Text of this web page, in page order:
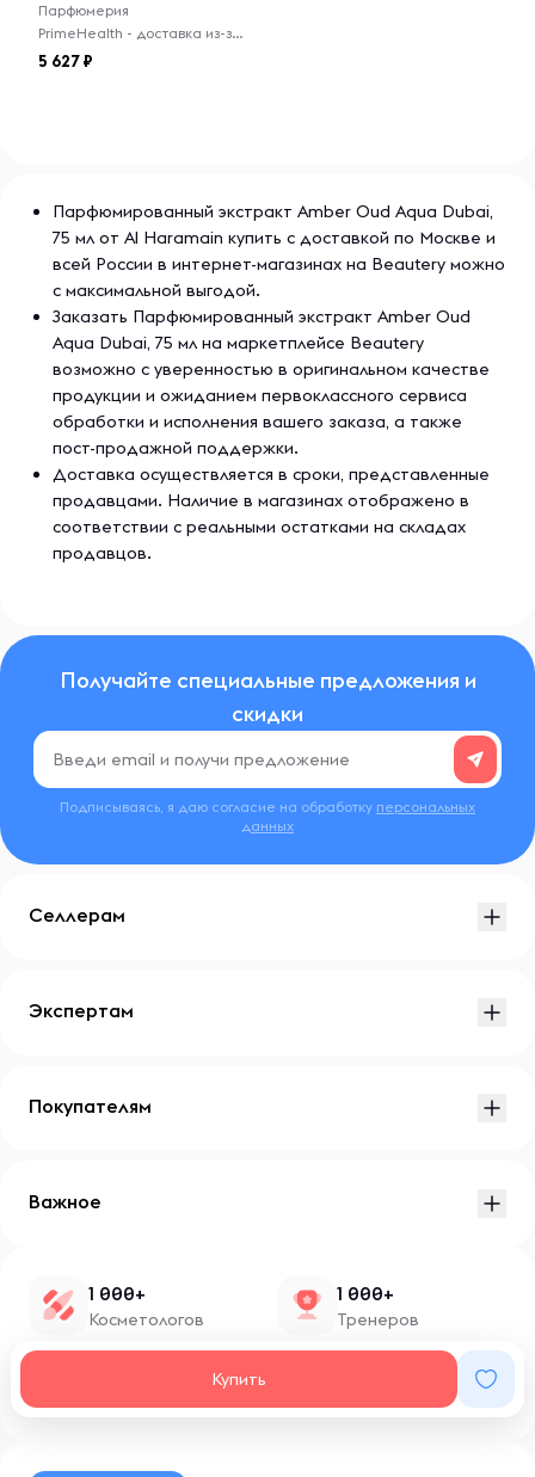
Парфюмерия
PrimeHealth - доставка из-за рубежа
5 627
Парфюмированный экстракт Amber Oud Aqua Dubai,
75 мл от Al Haramain купить с доставкой по Москве и
всей России в интернет-магазинах на Beautery можно
с максимальной выгодой.
Заказать Парфюмированный экстракт Amber Oud
Aqua Dubai, 75 мл на маркетплейсе Beautery
возможно с уверенностью в оригинальном качестве
продукции и ожиданием первоклассного сервиса
обработки и исполнения вашего заказа, а также
пост-продажной поддержки.
Доставка осуществляется в сроки, представленные
продавцами. Наличие в магазинах отображено в
соответствии с реальными остатками на складах
продавцов.
Получайте специальные предложения и
скидки
Подписываясь, я даю согласие на обработку персональных
данных
Купить
Селлерам
Экспертам
Покупателям
Важное
1 000+
Косметологов
1 000+
Тренеров